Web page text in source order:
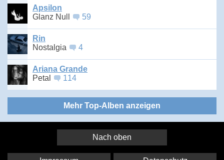
Apsilon
Glanz Null
59
Rin
Nostalgia
4
Ariana Grande
Petal
114
Mehr Top-Alben anzeigen
Nach oben